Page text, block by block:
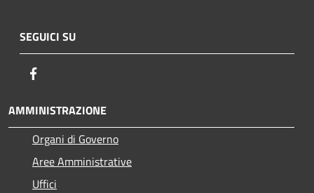
SEGUICI SU
AMMINISTRAZIONE
Organi di Governo
Aree Amministrative
Uffici